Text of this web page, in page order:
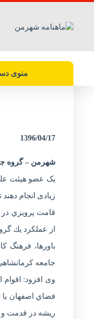
منوی
1396/04/17
شهرمن – گروه
یک عضو هيئت
زیادی انجام
قامت پرويزي در
از عملكرد يك
باورها، فرهنگ
جامعه
وی افزود:
فضاي اصفهان یا
ریشه در قدمت و